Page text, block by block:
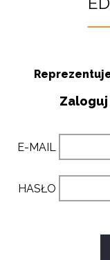
Zaloguj
E-MAIL
HASŁO